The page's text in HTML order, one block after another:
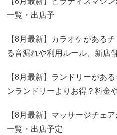
一覧・出店予
【8月最新】カラオケがある
る音漏れや利用ルール、新店
【8月最新】ランドリーがあ
ンランドリーよりお得？料金
【8月最新】マッサージチェ
一覧・出店予定